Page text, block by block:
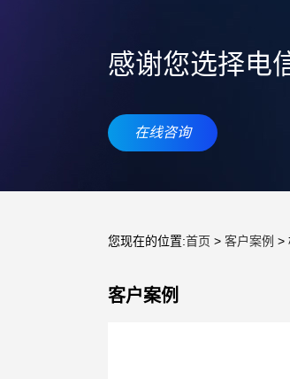
感谢您选择电
在线咨询
您现在的位置:首页 > 客户案例 >
客户案例